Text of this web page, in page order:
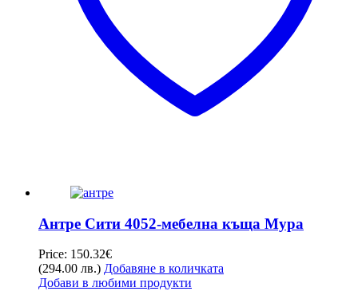
Антре Сити 4052-мебелна къща Мура
Price: 150.32€
(294.00 лв.) Добавяне в количката
Добави в любими продукти